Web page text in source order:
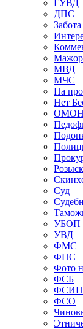
ГУВД
ДПС
МВД
МЧС
На
Нет
ОМОН
Розыск
Суд
УБОП
УВД
ФМС
ФНС
Фото
ФСБ
ФСИН
ФСО